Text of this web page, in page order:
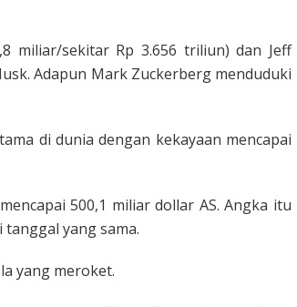
miliar/sekitar Rp 3.656 triliun) dan Jeff
Adapun Mark Zuckerberg menduduki
di dunia dengan kekayaan mencapai
500,1 miliar dollar AS. Angka itu
yang sama.
yang meroket.